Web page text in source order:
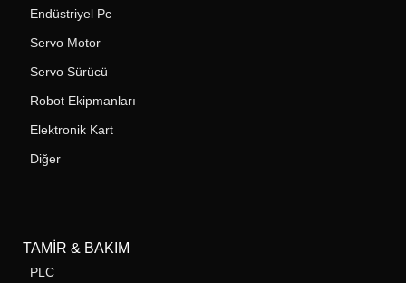
Endüstriyel Pc
Servo Motor
Servo Sürücü
Robot Ekipmanları
Elektronik Kart
Diğer
TAMIR & BAKIM
PLC